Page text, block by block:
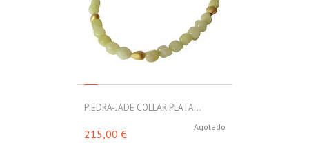
PIEDRA-JADE COLLAR PLATA...
Agotado
215,00 €